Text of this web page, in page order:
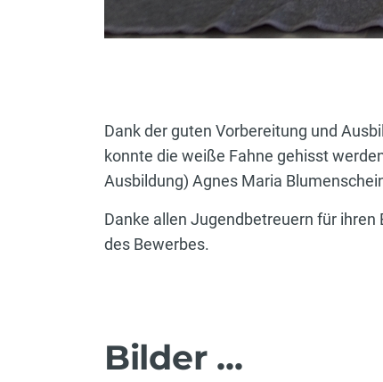
Dank der guten Vorbereitung und
konnte die weiße Fahne gehisst
Ausbildung) Agnes Maria
Danke allen Jugendbetreuern für
des Bewerbes.
Bilder ...